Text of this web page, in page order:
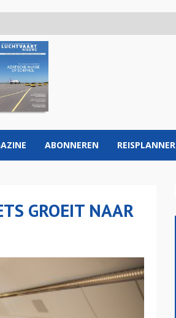
ABONNEREN REISPLANNER
GROEIT NAAR